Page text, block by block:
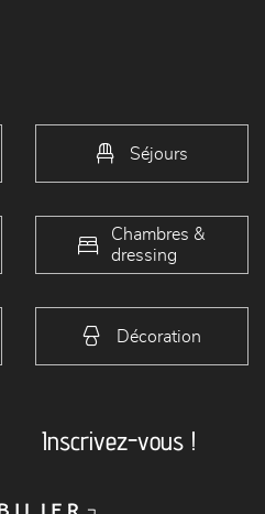
Séjours
Chambres &
dressing
Décoration
Inscrivez-vous !